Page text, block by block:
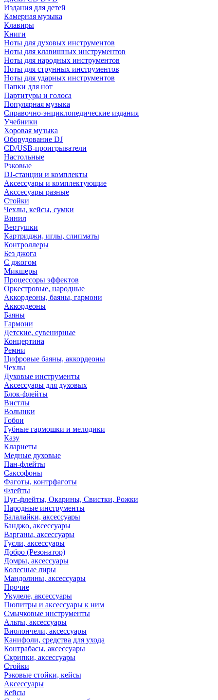
Издания для детей
Камерная музыка
Клавиры
Книги
Ноты для духовых инструментов
Ноты для клавишных инструментов
Ноты для народных инструментов
Ноты для струнных инструментов
Ноты для ударных инструментов
Папки для нот
Партитуры и голоса
Популярная музыка
Справочно-энциклопедические издания
Учебники
Хоровая музыка
Оборудование DJ
CD/USB-проигрыватели
Настольные
Рэковые
DJ-станции и комплекты
Аксессуары и комплектующие
Акссесуары разные
Стойки
Чехлы, кейсы, сумки
Винил
Вертушки
Картриджи, иглы, слипматы
Контроллеры
Без джога
С джогом
Микшеры
Процессоры эффектов
Оркестровые, народные
Аккордеоны, баяны, гармони
Аккордеоны
Баяны
Гармони
Детские, сувенирные
Концертина
Ремни
Цифровые баяны, аккордеоны
Чехлы
Духовые инструменты
Аксессуары для духовых
Блок-флейты
Вистлы
Волынки
Гобои
Губные гармошки и мелодики
Казу
Кларнеты
Медные духовые
Пан-флейты
Саксофоны
Фаготы, контрфаготы
Флейты
Цуг-флейты, Окарины, Свистки, Рожки
Народные инструменты
Балалайки, аксессуары
Банджо, аксессуары
Варганы, аксессуары
Гусли, аксессуары
Добро (Резонатор)
Домры, аксессуары
Колесные лиры
Мандолины, аксессуары
Прочие
Укулеле, аксессуары
Пюпитры и аксессуары к ним
Смычковые инструменты
Альты, аксессуары
Виолончели, аксессуары
Канифоли, средства для ухода
Контрабасы, аксессуары
Скрипки, аксессуары
Стойки
Рэковые стойки, кейсы
Аксессуары
Кейсы